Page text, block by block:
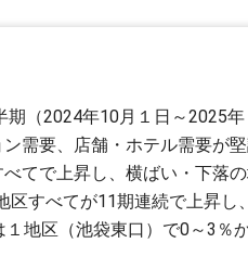
（2024年10月１日～2025
需要、店舗・ホテル需要が
で上昇し、横ばい・下落
区すべてが11期連続で上昇
地区（池袋東口）で0～3％